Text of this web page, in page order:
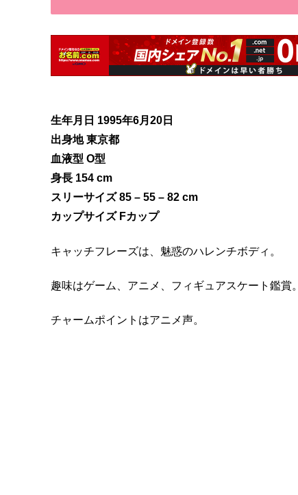
生年月日 1995年6月20日
出身地 東京都
血液型 O型
身長 154 cm
スリーサイズ 85 – 55 – 82 cm
カップサイズ Fカップ
キャッチフレーズは、魅惑のハレンチボディ。
趣味はゲーム、アニメ、フィギュアスケート鑑賞。
チャームポイントはアニメ声。